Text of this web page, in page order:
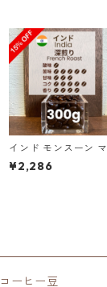
インド モンスーン マ
ラバール AA ディープ
カカオ 300g（100g
¥2,286
コーヒー豆